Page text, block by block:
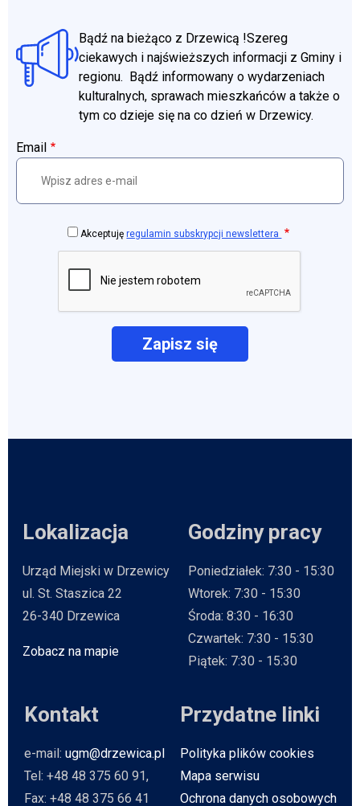
Bądź na bieżąco z Drzewicą !Szereg
ciekawych i najświeższych informacji z Gminy i
regionu. Bądź informowany o wydarzeniach
kulturalnych, sprawach mieszkańców a także o
tym co dzieje się na co dzień w Drzewicy.
Email
Akceptujęregulamin subskrypcji newslettera
Lokalizacja
Urząd Miejski w Drzewicy
ul. St. Staszica 22
26-340 Drzewica
Zobacz na mapieWill open in new tab
Godziny pracy
Poniedziałek: 7:30 - 15:30
Wtorek: 7:30 - 15:30
Środa: 8:30 - 16:30
Czwartek: 7:30 - 15:30
Piątek: 7:30 - 15:30
Kontakt
e-mail: ugm@drzewica.pl
Tel: +48 48 375 60 91,
Fax: +48 48 375 66 41
Przydatne linki
Polityka plików cookies
Mapa serwisu
Ochrona danych osobowych